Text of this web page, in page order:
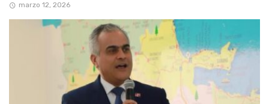
marzo 12, 2026